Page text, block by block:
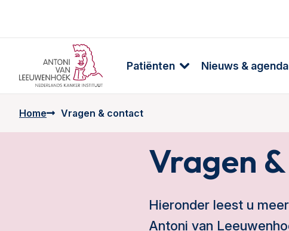
Patiënten Nieuws & agenda
Home Vragen & contact
Vragen
Hieronder leest u
Antoni van